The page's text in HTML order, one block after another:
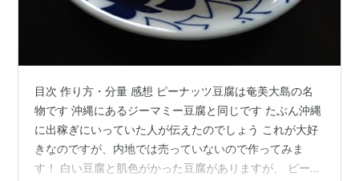
目次 作り方・分量 感想 ピーナッツ豆腐は奄美大島の名
物です 沖縄にあるジーマミー豆腐と同じです たぶん沖縄
に出稼ぎにいっていた人が伝えたのでしょう これが大好
きなのですが、内地では売っていないので作ってみま
す！ 白い豆腐と肌色がかった豆腐がありますが、 ピーナ